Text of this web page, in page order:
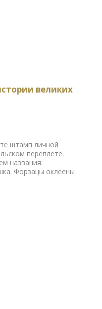
великих
штамп личной
переплете.
названия.
Форзацы оклеены